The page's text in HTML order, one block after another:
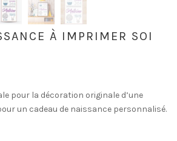
À IMPRIMER SOI
pour la décoration originale d’une
un cadeau de naissance personnalisé.